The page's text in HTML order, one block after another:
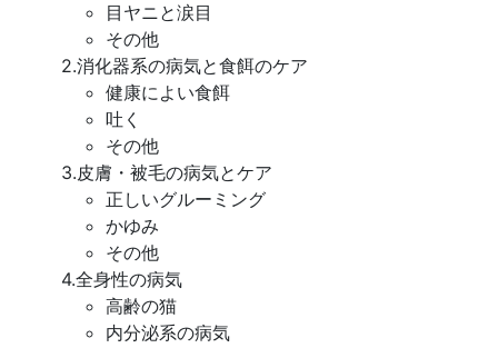
目ヤニと涙目
その他
2.消化器系の病気と食餌のケア
健康によい食餌
吐く
その他
3.皮膚・被毛の病気とケア
正しいグルーミング
かゆみ
その他
4.全身性の病気
高齢の猫
内分泌系の病気